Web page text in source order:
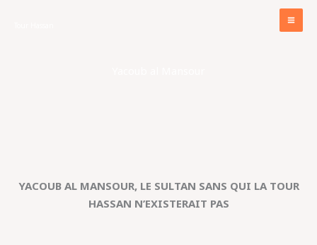
YACOUB AL MANSOUR, LE SULTAN SANS QUI LA TOUR
HASSAN N’EXISTERAIT PAS